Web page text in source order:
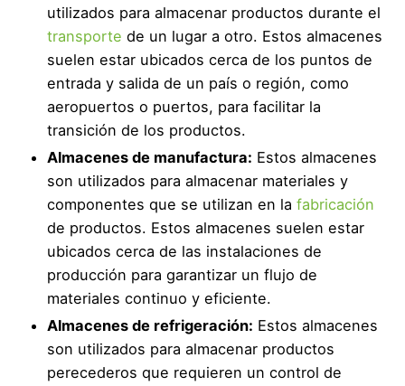
utilizados para almacenar productos durante el
transporte de un lugar a otro. Estos almacenes
suelen estar ubicados cerca de los puntos de
entrada y salida de un país o región, como
aeropuertos o puertos, para facilitar la
transición de los productos.
Almacenes de manufactura: Estos almacenes
son utilizados para almacenar materiales y
componentes que se utilizan en la fabricación
de productos. Estos almacenes suelen estar
ubicados cerca de las instalaciones de
producción para garantizar un flujo de
materiales continuo y eficiente.
Almacenes de refrigeración: Estos almacenes
son utilizados para almacenar productos
perecederos que requieren un control de